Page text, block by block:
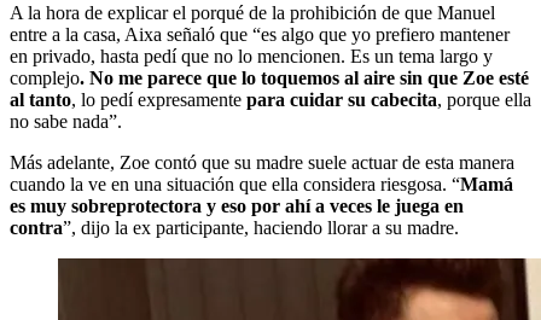
A la hora de explicar el porqué de la prohibición de que Manuel
entre a la casa, Aixa señaló que “es algo que yo prefiero mantener
en privado, hasta pedí que no lo mencionen. Es un tema largo y
complejo. No me parece que lo toquemos al aire sin que Zoe esté
al tanto, lo pedí expresamente para cuidar su cabecita, porque ella
no sabe nada”.
Más adelante, Zoe contó que su madre suele actuar de esta manera
cuando la ve en una situación que ella considera riesgosa. “Mamá
es muy sobreprotectora y eso por ahí a veces le juega en
contra”, dijo la ex participante, haciendo llorar a su madre.